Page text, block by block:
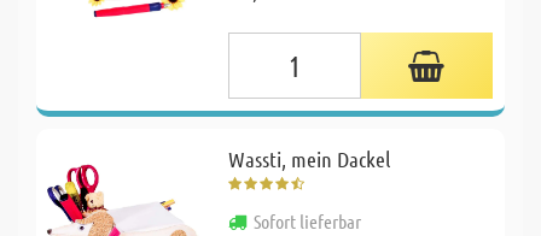
Wassti, mein Dackel
Sofort lieferbar